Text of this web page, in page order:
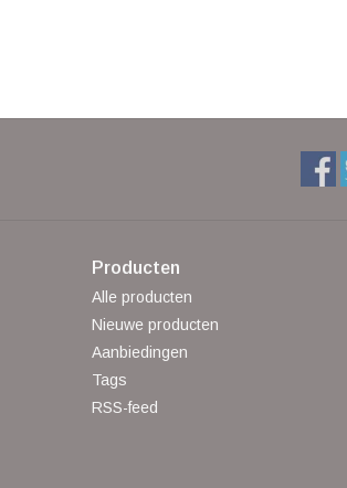
Producten
Alle producten
Nieuwe producten
Aanbiedingen
Tags
RSS-feed